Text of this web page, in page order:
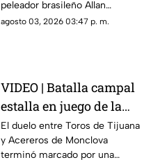
peleador brasileño Allan
Nascimento, de la división de
agosto 03, 2026 03:47 p. m.
VIDEO | Batalla campal
estalla en juego de la
LMB; Danry Vásquez
recibe fuerte castigo
El duelo entre Toros de Tijuana
y Acereros de Monclova
terminó marcado por una